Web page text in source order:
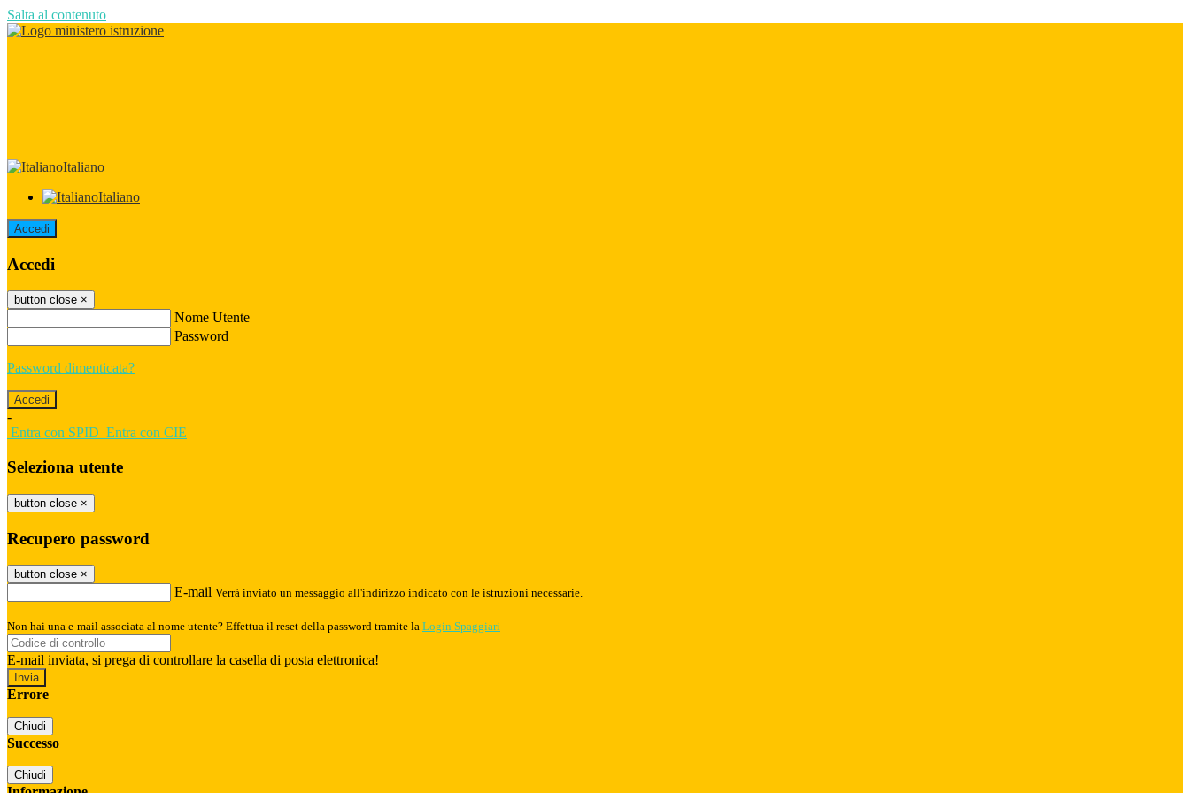
Salta al contenuto
Italiano
Italiano
Accedi
Accedi
button close ×
Nome Utente
Password
Password dimenticata?
-
Entra con SPID Entra con CIE
Seleziona utente
button close ×
Recupero password
button close ×
E-mail Verrà inviato un messaggio all'indirizzo indicato con le istruzioni necessarie.
Non hai una e-mail associata al nome utente? Effettua il reset della password tramite la Login Spaggiari
E-mail inviata, si prega di controllare la casella di posta elettronica!
Errore
Chiudi
Successo
Chiudi